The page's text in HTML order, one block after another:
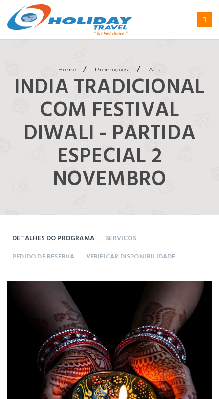
Home / Promoções / Asia
INDIA TRADICIONAL
COM FESTIVAL
DIWALI - PARTIDA
ESPECIAL 2
NOVEMBRO
DETALHES DO PROGRAMA
SERVICOS
PEDIDO DE RESERVA
VERIFICAR DISPONIBILIDADE